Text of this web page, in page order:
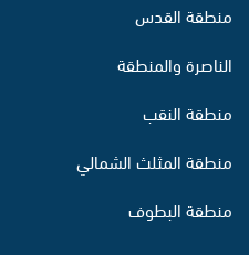
منطقة القدس
الناصرة والمنطقة
منطقة النقب
منطقة المثلث الشمالي
منطقة البطوف